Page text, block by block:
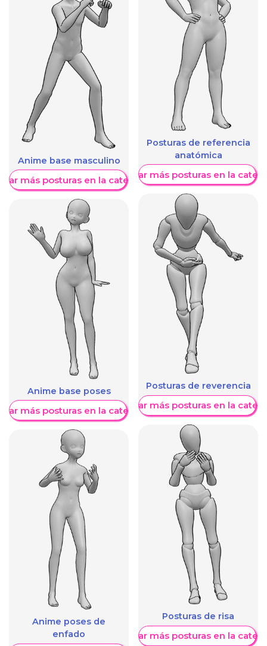
Anime base masculino
más posturas en la categoría
Anime base poses
más posturas en la categoría
Anime poses de
enfado
Posturas de referencia
anatómica
Mostrar más posturas en la
Posturas de reverencia
Mostrar más posturas en la
Posturas de risa
Mostrar más posturas en la